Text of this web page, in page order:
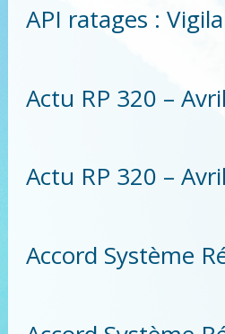
API ratages :
Actu RP 320 –
Actu RP 320 –
​Accord Système